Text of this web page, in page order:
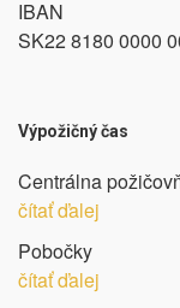
IBAN
SK22 8180 0000
Výpožičný čas
Centrálna
čítať ďalej
Pobočky
čítať ďalej